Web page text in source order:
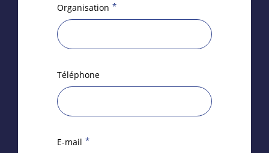
Organisation *
Téléphone
E-mail *